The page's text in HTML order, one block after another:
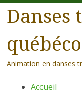
Animation en danses
Menu
Aller
Accueil